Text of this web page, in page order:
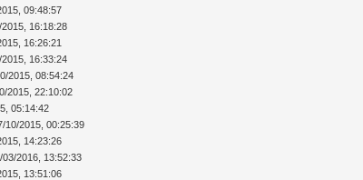
09:48:57
16:18:28
16:26:21
16:33:24
2015, 08:54:24
2015, 22:10:02
05:14:42
10/2015, 00:25:39
14:23:26
03/2016, 13:52:33
13:51:06